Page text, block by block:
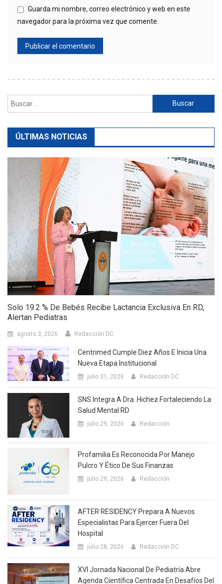
Guarda mi nombre, correo electrónico y web en este
navegador para la próxima vez que comente.
Buscar:
ÚLTIMAS NOTICIAS
Solo 19.2 % De Bebés Recibe Lactancia Exclusiva En RD,
Alertan Pediatras
agosto 3, 2026 Redacción DC
Centrimed Cumple Diez Años E Inicia Una
Nueva Etapa Institucional
julio 31, 2026 Redacción DC
SNS Integra A Dra. Hichez Fortaleciendo La
Salud Mental RD
julio 29, 2026 Redacción
Profamilia Es Reconocida Por Manejo
Pulcro Y Ético De Sus Finanzas
julio 29, 2026 Redacción
AFTER RESIDENCY Prepara A Nuevos
Especialistas Para Ejercer Fuera Del
Hospital
julio 28, 2026 Redacción DC
XVI Jornada Nacional De Pediatría Abre
Agenda Científica Centrada En Desafíos Del